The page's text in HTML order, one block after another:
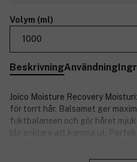
Volym (ml)
1000
BeskrivningAnvändning
Joico Moisture Recovery
för torrt hår. Balsamet ger
fuktbalansen och gör håret
blir enklare att kamma ut.